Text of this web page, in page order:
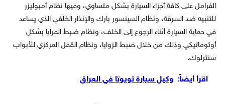
الفرامل على كافة أجزاء السيارة بشكل متساوي، وفيها نظام أمبوليزر
للتنبيه ضد السرقة، ونظام السينسور بارك والإنذار الخلفي الذي يساعد
في حماية السيارة أثناء الرجوع إلى الخلف، ونظام ضبط المرايا بشكل
أوتوماتيكي وذلك من خلال ضبط الزوايا، ونظام القفل المركزي للأبواب
سنترلوك.
اقرأ أيضاً: وكيل سيارة تويوتا في العراق